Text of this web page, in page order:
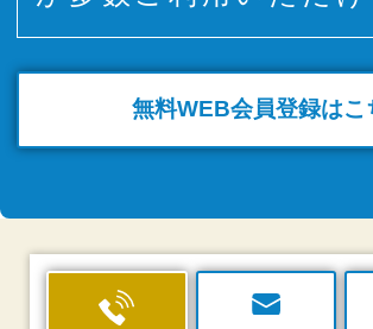
無料WEB会員登録はこ